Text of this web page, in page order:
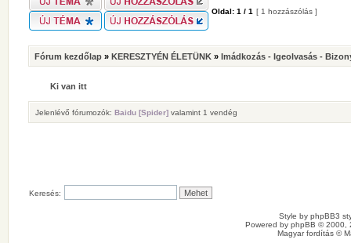
Oldal: 1 / 1 [ 1 hozzászólás ]
Fórum kezdőlap » KERESZTYÉN ÉLETÜNK » Imádkozás - Igeolvasás -
Ki van itt
Jelenlévő fórumozók: Baidu [Spider] valamint 1 vendég
Keresés:
Style by phpBB3
Powered by phpBB © 2000,
Magyar fordítás ©